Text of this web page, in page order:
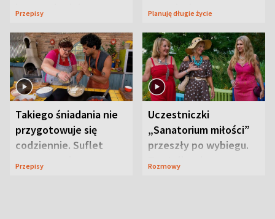
jeszcze lepiej
Przepisy
organizuje sprawy
Planuję długie życie
Takiego śniadania nie
przygotowuje się
codziennie. Suflet
serowy zachwyca
Przepisy
Uczestniczki
„Sanatorium miłości”
przeszły po wybiegu.
Te stylizacje
Rozmowy